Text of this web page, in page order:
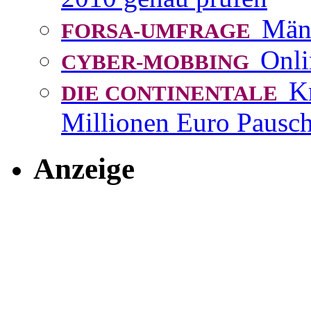
FORSA-UMFRAGE
CYBER-MOBBING
DIE CONTINENTALE
Millionen Euro
Anzeige